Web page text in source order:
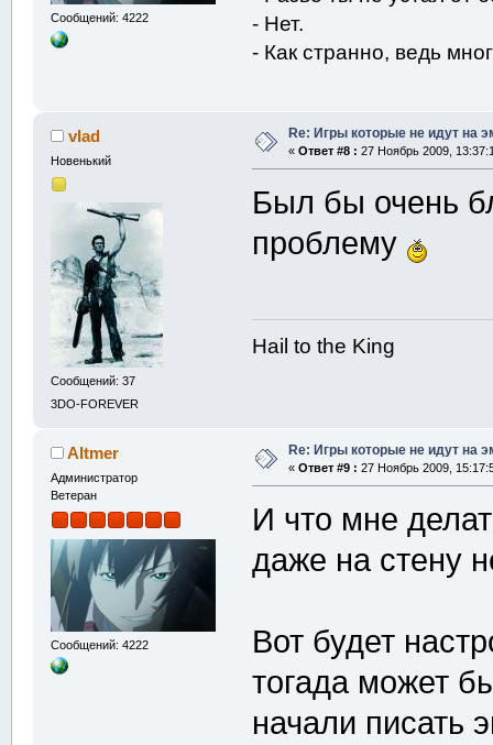
Сообщений: 4222
- Нет.
- Как странно, ведь
vlad
Новенький
Сообщений: 37
3DO-FOREVER
Re: Игры которые не идут на
« Ответ #8 : 27 Ноябрь 2009,
Был бы очень
проблему
Hail to the King
Altmer
Администратор
Ветеран
Сообщений: 4222
Re: Игры которые не идут на
« Ответ #9 : 27 Ноябрь 2009,
И что мне
даже на стену
Вот будет
тогада может
начали писать